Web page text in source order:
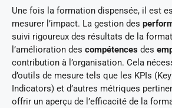
Une fois la formation dispensée, il est
mesurer l’impact. La gestion des
suivi rigoureux des résultats de la
l’amélioration des compétences des
contribution à l’organisation. Cela
d’outils de mesure tels que les KPIs
Indicators) et d’autres métriques
offrir un aperçu de l’efficacité de la